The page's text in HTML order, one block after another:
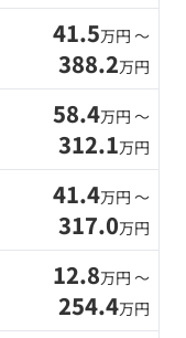
41.5万円 〜
388.2万円
58.4万円 〜
312.1万円
41.4万円 〜
317.0万円
12.8万円 〜
254.4万円